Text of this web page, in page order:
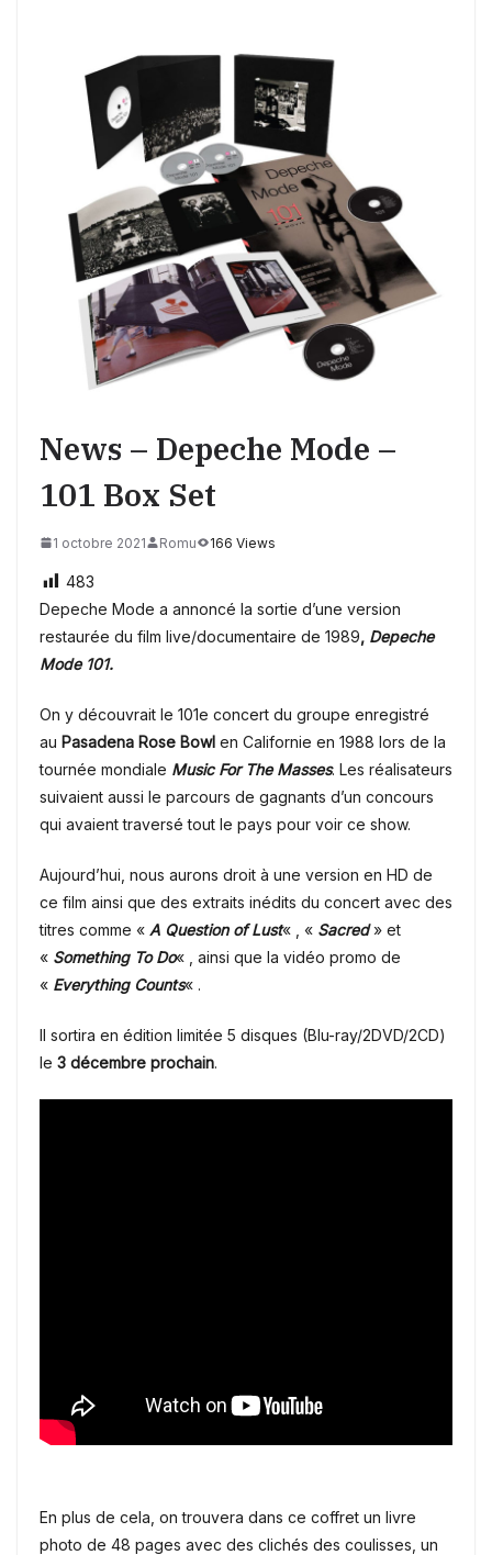
News – Depeche Mode –
101 Box Set
1 octobre 2021 Romu 166 Views
483
Depeche Mode a annoncé la sortie d’une version
restaurée du film live/documentaire de 1989, Depeche
Mode 101.
On y découvrait le 101e concert du groupe enregistré
au Pasadena Rose Bowl en Californie en 1988 lors de la
tournée mondiale Music For The Masses. Les réalisateurs
suivaient aussi le parcours de gagnants d’un concours
qui avaient traversé tout le pays pour voir ce show.
Aujourd’hui, nous aurons droit à une version en HD de
ce film ainsi que des extraits inédits du concert avec des
titres comme « A Question of Lust« , « Sacred» et
« Something To Do« , ainsi que la vidéo promo de
« Everything Counts« .
Il sortira en édition limitée 5 disques (Blu-ray/2DVD/2CD)
le 3 décembre prochain.
En plus de cela, on trouvera dans ce coffret un livre
photo de 48 pages avec des clichés des coulisses, un